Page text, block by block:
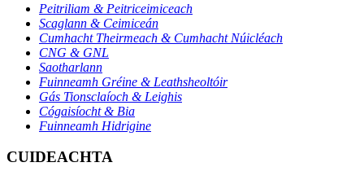
Peitriliam & Peitriceimiceach
Scaglann & Ceimiceán
Cumhacht Theirmeach & Cumhacht Núicléach
CNG & GNL
Saotharlann
Fuinneamh Gréine & Leathsheoltóir
Gás Tionsclaíoch & Leighis
Cógaisíocht & Bia
Fuinneamh Hidrigine
CUIDEACHTA